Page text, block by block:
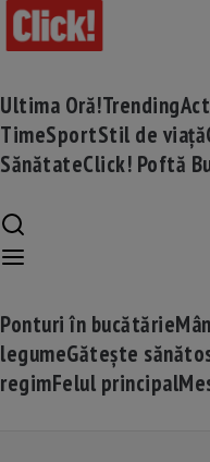
Ultima Oră!Trending
TimeSportStil de viață
SănătateClick! Poftă
Ponturi în bucătărie
legumeGătește
regimFelul principal